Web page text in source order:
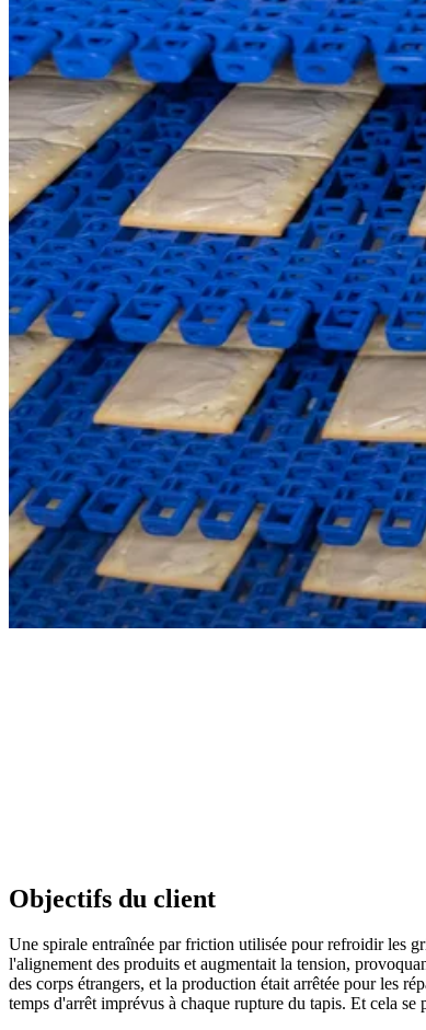
Objectifs du client
Une spirale entraînée par friction utilisée pour refroidir les
l'alignement des produits et augmentait la tension,
des corps étrangers, et la production était arrêtée pour les
temps d'arrêt imprévus à chaque rupture du tapis. Et cela se